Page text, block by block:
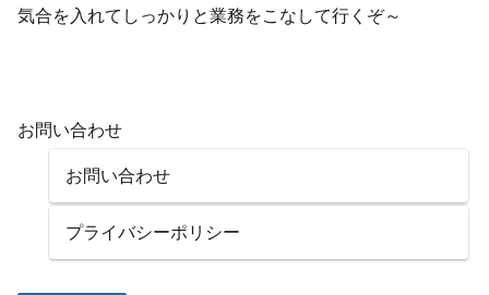
気合を入れてしっかりと業務をこなして行くぞ～
お問い合わせ
お問い合わせ
プライバシーポリシー